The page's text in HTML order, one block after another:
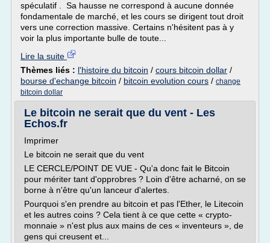
spéculatif . Sa hausse ne correspond à aucune donnée
fondamentale de marché, et les cours se dirigent tout droit
vers une correction massive. Certains n'hésitent pas à y
voir la plus importante bulle de toute...
Lire la suite
Thèmes liés : l'histoire du bitcoin / cours bitcoin dollar /
bourse d'echange bitcoin / bitcoin evolution cours / change
bitcoin dollar
Le bitcoin ne serait que du vent - Les
Echos.fr
Imprimer
Le bitcoin ne serait que du vent
LE CERCLE/POINT DE VUE - Qu'a donc fait le Bitcoin
pour mériter tant d'opprobres ? Loin d'être acharné, on se
borne à n'être qu'un lanceur d'alertes.
Pourquoi s'en prendre au bitcoin et pas l'Ether, le Litecoin
et les autres coins ? Cela tient à ce que cette « crypto-
monnaie » n'est plus aux mains de ces « inventeurs », de
gens qui creusent et...